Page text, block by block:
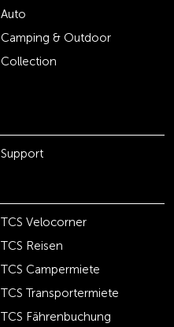
Auto
Camping & Outdoor
Collection
Support
TCS Velocorner
TCS Reisen
TCS Campermiete
TCS Transportermiete
TCS Fährenbuchung